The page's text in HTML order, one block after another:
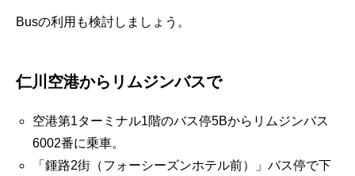
Busの利用も検討しましょう。
仁川空港からリムジンバスで
空港第1ターミナル1階のバス停5Bからリムジンバス
6002番に乗車。
「鍾路2街（フォーシーズンホテル前）」バス停で下